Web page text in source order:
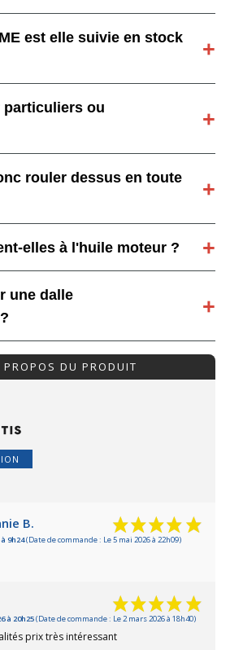
est elle suivie en stock
particuliers ou
rouler dessus en toute
elles à l'huile moteur ?
une dalle
DU PRODUIT
B.
9h24(Date de commande : Le 5 mai 2026 à 22h09)
à 20h25(Date de commande : Le 2 mars 2026 à 18h40)
prix très intéressant